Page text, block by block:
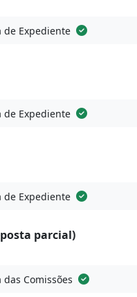
de Expediente
de Expediente
de Expediente
parcial)
Comissões